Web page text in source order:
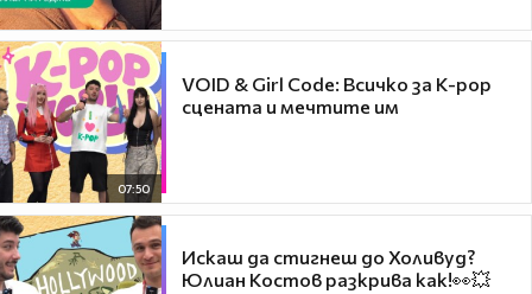
07:50
VOID & Girl Code: Всичко за K-pop
сцената и мечтите им
Искаш да стигнеш до Холивуд?
Юлиан Костов разкрива как!👀💥